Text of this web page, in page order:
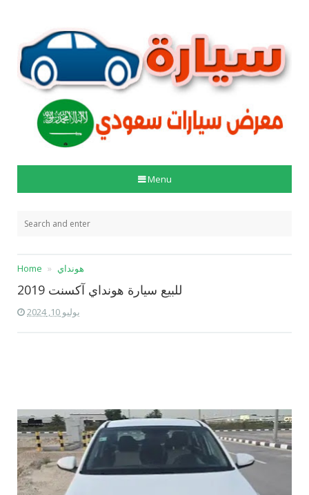
Menu
Home هونداي
للبيع سيارة هونداي آكسنت 2019
يوليو 10, 2024